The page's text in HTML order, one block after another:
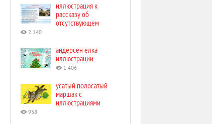
иллюстрация к
рассказу об
отсутствующем
2 140
андерсен елка
иллюстрации
1 406
усатый полосатый
маршак с
иллюстрациями
938